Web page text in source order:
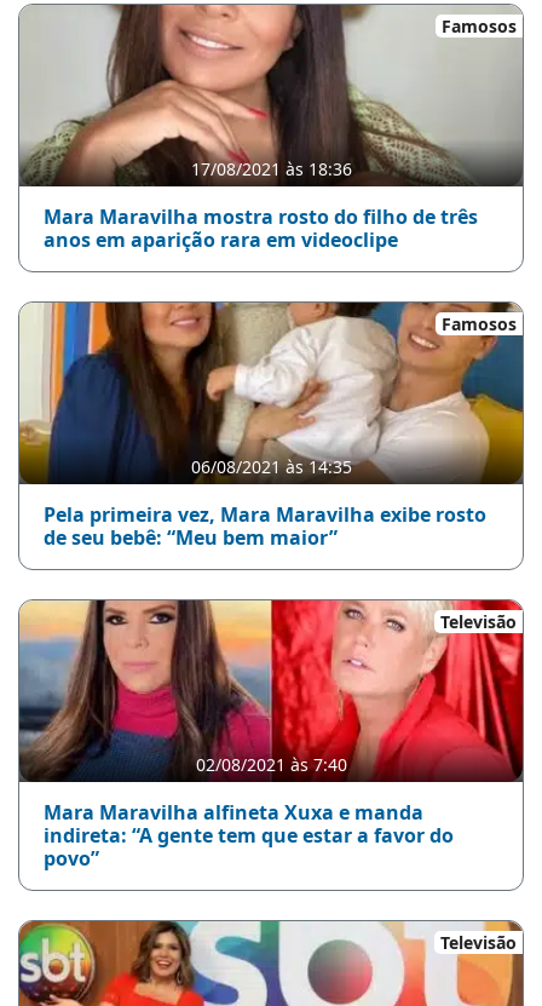
Famosos
17/08/2021 às 18:36
Mara Maravilha mostra rosto do filho de três
anos em aparição rara em videoclipe
Famosos
06/08/2021 às 14:35
Pela primeira vez, Mara Maravilha exibe rosto
de seu bebê: “Meu bem maior”
Televisão
02/08/2021 às 7:40
Mara Maravilha alfineta Xuxa e manda
indireta: “A gente tem que estar a favor do
povo”
Televisão